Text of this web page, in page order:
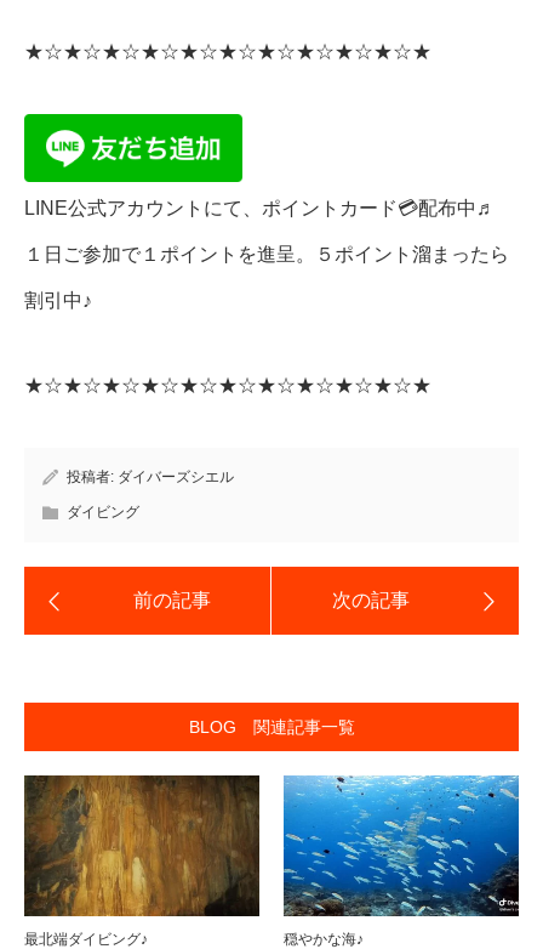
★☆★☆★☆★☆★☆★☆★☆★☆★☆★☆★
LINE公式アカウントにて、ポイントカード💳配布中♬
１日ご参加で１ポイントを進呈。５ポイント溜まったら
割引中♪
★☆★☆★☆★☆★☆★☆★☆★☆★☆★☆★
投稿者: ダイバーズシエル
ダイビング
BLOG 関連記事一覧
最北端ダイビング♪ 穏やかな海♪